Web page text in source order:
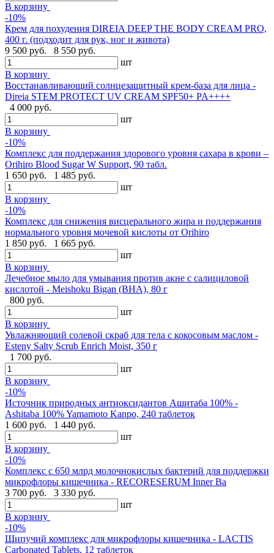
В корзину
-10%
Крем для похудения DIREIA DEEP THE BODY CREAM PRO,
400 г. (подходит для рук, ног и живота)
9 500 руб.
8 550 руб.
шт
В корзину
Восстанавливающий солнцезащитный крем-база для лица -
Direia STEM PROTECT UV CREAM SPF50+ PA++++
4 000 руб.
шт
В корзину
-10%
Комплекс для поддержания здорового уровня сахара в крови –
Orihiro Blood Sugar W Support, 90 табл.
1 650 руб.
1 485 руб.
шт
В корзину
-10%
Комплекс для снижения висцерального жира и поддержания
нормального уровня мочевой кислоты от Orihiro
1 850 руб.
1 665 руб.
шт
В корзину
Лечебное мыло для умывания против акне с салициловой
кислотой - Meishoku Bigan (BHA), 80 г
800 руб.
шт
В корзину
Увлажняющий солевой скраб для тела с кокосовым маслом -
Esteny Salty Scrub Enrich Moist, 350 г
1 700 руб.
шт
В корзину
-10%
Источник природных антиоксидантов Ашитаба 100% -
Ashitaba 100% Yamamoto Kanpo, 240 таблеток
1 600 руб.
1 440 руб.
шт
В корзину
-10%
Комплекс с 650 млрд молочнокислых бактерий для поддержки
микрофлоры кишечника - RECORESERUM Inner Ba
3 700 руб.
3 330 руб.
шт
В корзину
-10%
Шипучий комплекс для микрофлоры кишечника - LACTIS
Carbonated Tablets, 12 таблеток